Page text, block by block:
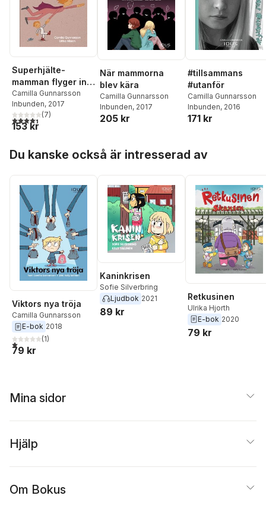
Superhjälte-
mamman flyger in i
väggen
Camilla Gunnarsson
Inbunden, 2017
4,4utav 5 stjärnor. Totalt antal röster:
(7)
153 kr
När mammorna
blev kära
Camilla Gunnarsson
Inbunden, 2017
205 kr
#tillsammans
#utanför
Camilla Gunnarsson
Inbunden, 2016
171 kr
Du kanske också är intresserad av
Viktors nya tröja
Camilla Gunnarsson
E-bok 2018
1,0utav 5 stjärnor. Totalt antal röster:
(1)
79 kr
Kaninkrisen
Sofie Silverbring
Ljudbok 2021
89 kr
Retkusinen
Ulrika Hjorth
E-bok 2020
79 kr
Mina sidor
Hjälp
Om Bokus